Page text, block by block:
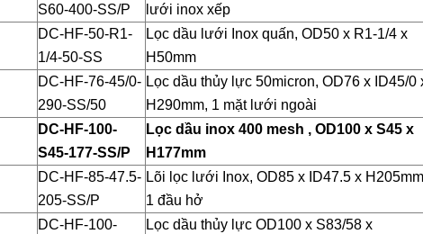
S60-400-SS/P
lưới inox xếp
DC-HF-50-R1-
1/4-50-SS
Lọc dầu lưới Inox quấn, OD50 x R1-1/4 x
H50mm
DC-HF-76-45/0-
290-SS/50
Lọc dầu thủy lực 50micron, OD76 x ID45/0
H290mm, 1 mặt lưới ngoài
DC-HF-100-
S45-177-SS/P
Lọc dầu inox 400 mesh , OD100 x S45 x
H177mm
DC-HF-85-47.5-
205-SS/P
Lõi lọc lưới Inox, OD85 x ID47.5 x
1 đầu hở
DC-HF-100-
Lọc dầu thủy lực OD100 x S83/58 x